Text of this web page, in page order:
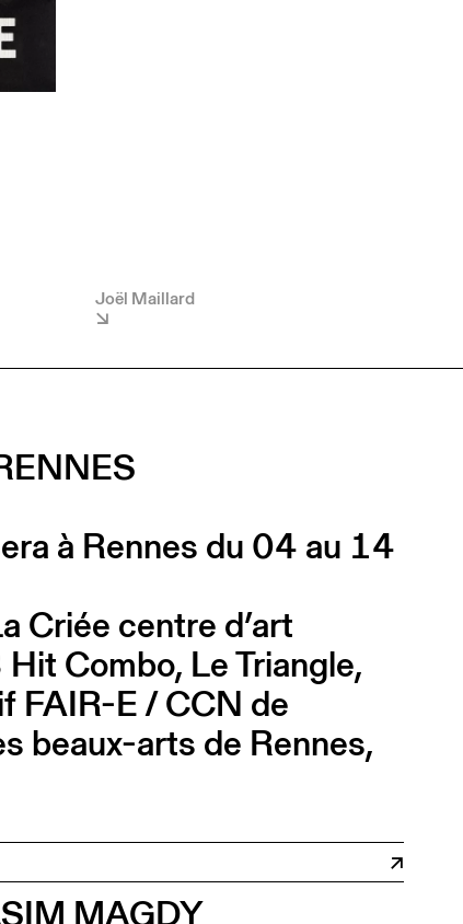
Joël Maillard
à Rennes du 04 au 14
Criée centre d’art
Combo, Le Triangle,
FAIR-E / CCN de
beaux-arts de Rennes,
MAGDY